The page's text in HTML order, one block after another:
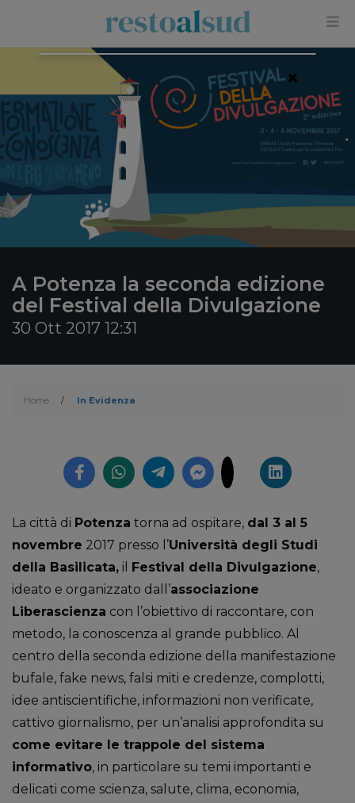
A Potenza la seconda edizione
del Festival della Divulgazione
30 Ott 2017 12:31
Home / In Evidenza
La città di Potenza torna ad ospitare, dal 3 al 5
novembre 2017 presso l’Università degli Studi
della Basilicata, il Festival della Divulgazione,
ideato e organizzato dall’associazione
Liberascienza con l’obiettivo di raccontare, con
metodo, la conoscenza al grande pubblico. Al
centro della seconda edizione della manifestazione
bufale, fake news, falsi miti e credenze, complotti,
idee antiscientifiche, informazioni non verificate,
cattivo giornalismo, per un’analisi approfondita su
come evitare le trappole del sistema
informativo, in particolare su temi importanti e
delicati come scienza, salute, clima, economia,
×